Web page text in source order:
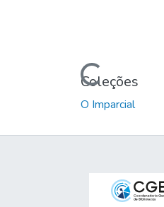
Carregando...
Coleções
O Imparcial